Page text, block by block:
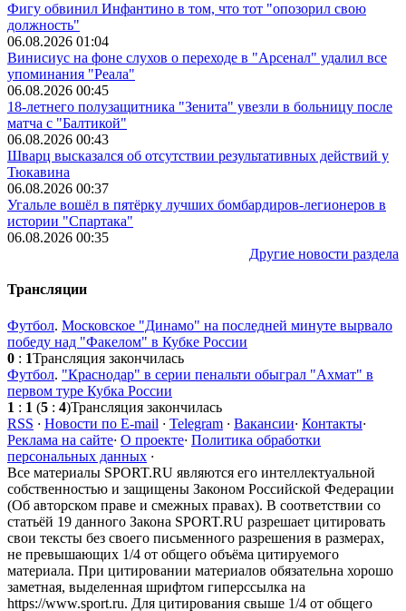
Фигу обвинил Инфантино в том, что тот "опозорил свою
должность"
06.08.2026 01:04
Винисиус на фоне слухов о переходе в "Арсенал" удалил все
упоминания "Реала"
06.08.2026 00:45
18-летнего полузащитника "Зенита" увезли в больницу после
матча с "Балтикой"
06.08.2026 00:43
Шварц высказался об отсутствии результативных действий у
Тюкавина
06.08.2026 00:37
Угальле вошёл в пятёрку лучших бомбардиров-легионеров в
истории "Спартака"
06.08.2026 00:35
Другие новости раздела
Трансляции
Футбол. Московское "Динамо" на последней минуте вырвало
победу над "Факелом" в Кубке России
0 : 1Трансляция закончилась
Футбол. "Краснодар" в серии пенальти обыграл "Ахмат" в
первом туре Кубка России
1 : 1 (5 : 4)Трансляция закончилась
RSS · Новости по E-mail · Telegram · Вакансии· Контакты·
Реклама на сайте· О проекте· Политика обработки
персональных данных ·
Все материалы SPORT.RU являются его интеллектуальной
собственностью и защищены Законом Российской Федерации
(Об авторском праве и смежных правах). В соответствии со
статьёй 19 данного Закона SPORT.RU разрешает цитировать
свои тексты без своего письменного разрешения в размерах,
не превышающих 1/4 от общего объёма цитируемого
материала. При цитировании материалов обязательна хорошо
заметная, выделенная шрифтом гиперссылка на
https://www.sport.ru. Для цитирования свыше 1/4 от общего